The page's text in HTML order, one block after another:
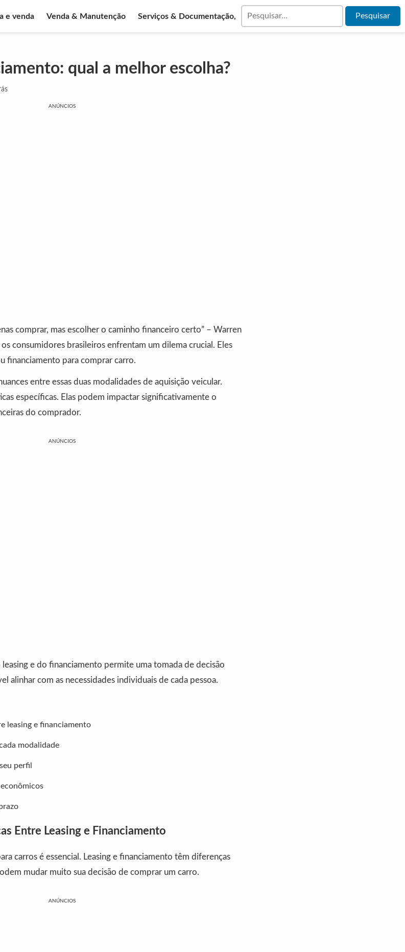
e venda Venda & Manutenção Serviços & Documentação,
qual a melhor escolha?
ANÚNCIOS
comprar, mas escolher o caminho financeiro certo” – Warren
consumidores brasileiros enfrentam um dilema crucial. Eles
financiamento para comprar carro.
entre essas duas modalidades de aquisição veicular.
específicas. Elas podem impactar significativamente o
do comprador.
ANÚNCIOS
e do financiamento permite uma tomada de decisão
alinhar com as necessidades individuais de cada pessoa.
leasing e financiamento
modalidade
perfil
Entre Leasing e Financiamento
carros é essencial. Leasing e financiamento têm diferenças
mudar muito sua decisão de comprar um carro.
ANÚNCIOS